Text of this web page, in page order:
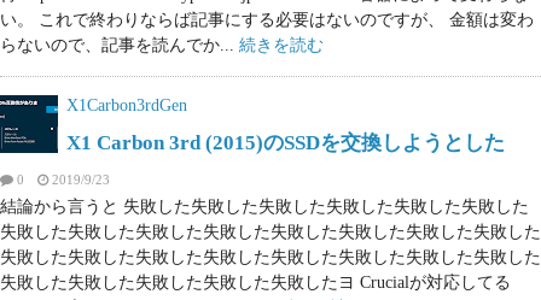
い。 これで終わりならば記事にする必要はないのですが、 金額は変わ
らないので、記事を読んでか... 続きを読む
X1Carbon3rdGen
X1 Carbon 3rd (2015)のSSDを交換しようとした
0 2019/9/23
結論から言うと 失敗した失敗した失敗した失敗した失敗した失敗した
失敗した失敗した失敗した失敗した失敗した失敗した失敗した失敗した
失敗した失敗した失敗した失敗した失敗した失敗した失敗した失敗した
失敗した失敗した失敗した失敗した失敗したヨ Crucialが対応してる